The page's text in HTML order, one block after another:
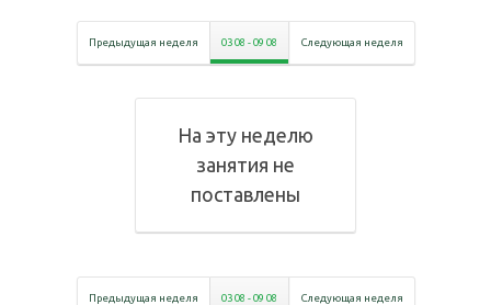
Предыдущая неделя 03 08 -09 08 Следующая неделя
На эту неделю
занятия не
поставлены
Предыдущая неделя 03 08 -09 08 Следующая неделя